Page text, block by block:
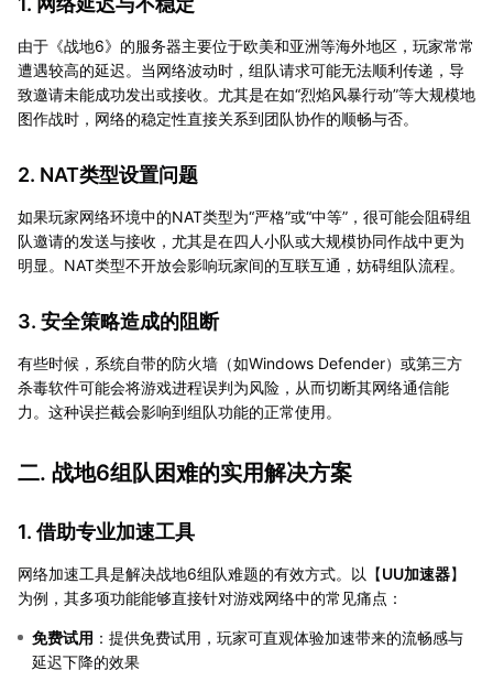
由于《战地6》的服务器主要位于欧美和亚洲等海外地区，玩家常常
遭遇较高的延迟。当网络波动时，组队请求可能无法顺利传递，导
致邀请未能成功发出或接收。尤其是在如“烈焰风暴行动”等大规模地
图作战时，网络的稳定性直接关系到团队协作的顺畅与否。
2. NAT类型设置问题
如果玩家网络环境中的NAT类型为“严格”或“中等”，很可能会阻碍组
队邀请的发送与接收，尤其是在四人小队或大规模协同作战中更为
明显。NAT类型不开放会影响玩家间的互联互通，妨碍组队流程。
3. 安全策略造成的阻断
有些时候，系统自带的防火墙（如Windows Defender）或第三方
杀毒软件可能会将游戏进程误判为风险，从而切断其网络通信能
力。这种误拦截会影响到组队功能的正常使用。
二. 战地6组队困难的实用解决方案
1. 借助专业加速工具
网络加速工具是解决战地6组队难题的有效方式。以【UU加速器】
为例，其多项功能能够直接针对游戏网络中的常见痛点：
免费试用 ：提供免费试用，玩家可直观体验加速带来的流畅感与
延迟下降的效果